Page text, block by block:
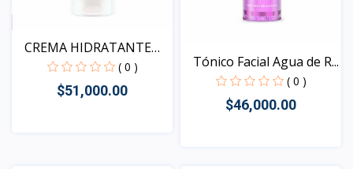
CREMA HIDRATANTE
con Co...
( 0 )
$51,000.00
Tónico Facial Agua de R...
( 0 )
$46,000.00